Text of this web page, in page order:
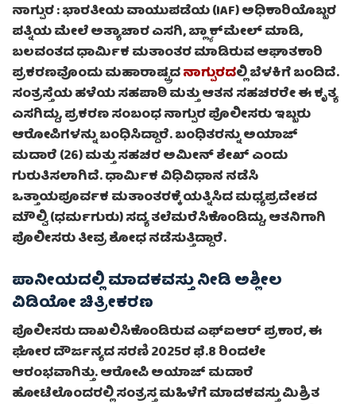
ನಾಗ್ಪುರ :ಭಾರತೀಯ ವಾಯುಪಡೆಯ (IAF) ಅಧಿಕಾರಿಯೊಬ್ಬರ
ಪತ್ನಿಯ ಮೇಲೆ ಅತ್ಯಾಚಾರ ಎಸಗಿ, ಬ್ಲ್ಯಾಕ್‌ಮೇಲ್ ಮಾಡಿ,
ಬಲವಂತದ ಧಾರ್ಮಿಕ ಮತಾಂತರ ಮಾಡಿರುವ ಆಘಾತಕಾರಿ
ಪ್ರಕರಣವೊಂದು ಮಹಾರಾಷ್ಟ್ರದನಾಗ್ಪುರದಲ್ಲಿ ಬೆಳಕಿಗೆ ಬಂದಿದೆ.
ಸಂತ್ರಸ್ತೆಯ ಹಳೆಯ ಸಹಪಾಠಿ ಮತ್ತು ಆತನ ಸಹಚರರೇ ಈ ಕೃತ್ಯ
ಎಸಗಿದ್ದು, ಪ್ರಕರಣ ಸಂಬಂಧ ನಾಗ್ಪುರ ಪೊಲೀಸರು ಇಬ್ಬರು
ಆರೋಪಿಗಳನ್ನು ಬಂಧಿಸಿದ್ದಾರೆ. ಬಂಧಿತರನ್ನು ಅಯಾಜ್
ಮದಾರೆ (26) ಮತ್ತು ಸಹಚರ ಅಮೀನ್ ಶೇಖ್ ಎಂದು
ಗುರುತಿಸಲಾಗಿದೆ. ಧಾರ್ಮಿಕ ವಿಧಿವಿಧಾನ ನಡೆಸಿ
ಒತ್ತಾಯಪೂರ್ವಕ ಮತಾಂತರಕ್ಕೆ ಯತ್ನಿಸಿದ ಮಧ್ಯಪ್ರದೇಶದ
ಮೌಲ್ವಿ (ಧರ್ಮಗುರು) ಸದ್ಯ ತಲೆಮರೆಸಿಕೊಂಡಿದ್ದು, ಆತನಿಗಾಗಿ
ಪೊಲೀಸರು ತೀವ್ರ ಶೋಧ ನಡೆಸುತ್ತಿದ್ದಾರೆ.
ಪಾನೀಯದಲ್ಲಿ ಮಾದಕವಸ್ತು ನೀಡಿ ಅಶ್ಲೀಲ
ವಿಡಿಯೋ ಚಿತ್ರೀಕರಣ
ಪೊಲೀಸರು ದಾಖಲಿಸಿಕೊಂಡಿರುವ ಎಫ್ಐಆರ್ ಪ್ರಕಾರ, ಈ
ಘೋರ ದೌರ್ಜನ್ಯದ ಸರಣಿ 2025ರ ಫೆ.8 ರಿಂದಲೇ
ಆರಂಭವಾಗಿತ್ತು. ಆರೋಪಿ ಅಯಾಜ್ ಮದಾರೆ
ಹೋಟೆಲೊಂದರಲ್ಲಿ ಸಂತ್ರಸ್ತ ಮಹಿಳೆಗೆ ಮಾದಕವಸ್ತು ಮಿಶ್ರಿತ